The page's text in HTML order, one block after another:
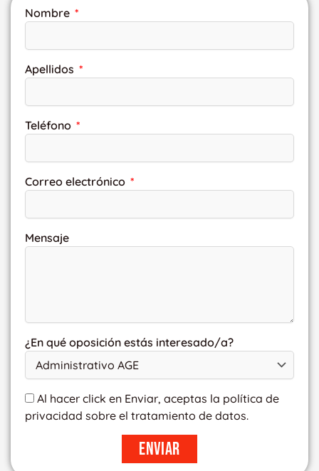
Nombre
Apellidos
Teléfono
Correo electrónico
Mensaje
¿En qué oposición estás interesado/a?
Al hacer click en Enviar, aceptas la política de
privacidad sobre el tratamiento de datos.
Enviar